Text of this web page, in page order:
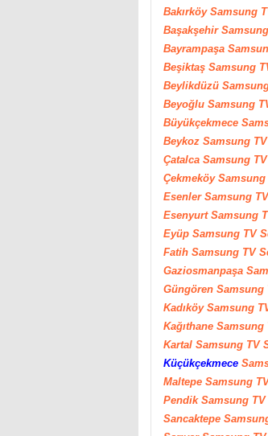
Bakırköy Samsung
Başakşehir Samsung
Bayrampaşa
Beşiktaş Samsung
Beylikdüzü
Beyoğlu Samsung
Büyükçekmece
Beykoz Samsung
Çatalca Samsung
Çekmeköy Samsung
Esenler Samsung
Esenyurt Samsung
Eyüp Samsung TV
Fatih Samsung TV
Gaziosmanpaşa
Güngören Samsung
Kadıköy Samsung
Kağıthane Samsung
Kartal Samsung TV
Küçükçekmece
Maltepe Samsung
Pendik Samsung
Sancaktepe